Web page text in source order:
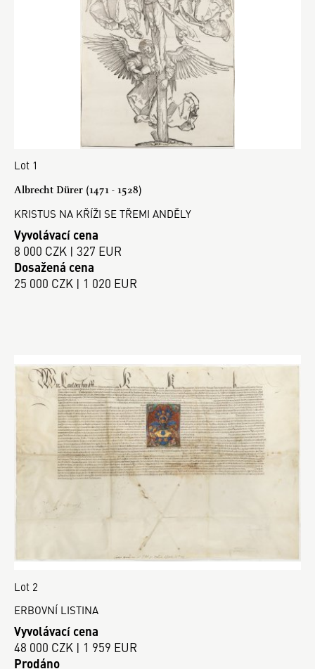
Lot 1
Albrecht Dürer (1471 - 1528)
KRISTUS NA KŘÍŽI SE TŘEMI ANDĚLY
Vyvolávací cena
8 000 CZK | 327 EUR
Dosažená cena
25 000 CZK | 1 020 EUR
Lot 2
ERBOVNÍ LISTINA
Vyvolávací cena
48 000 CZK | 1 959 EUR
Prodáno